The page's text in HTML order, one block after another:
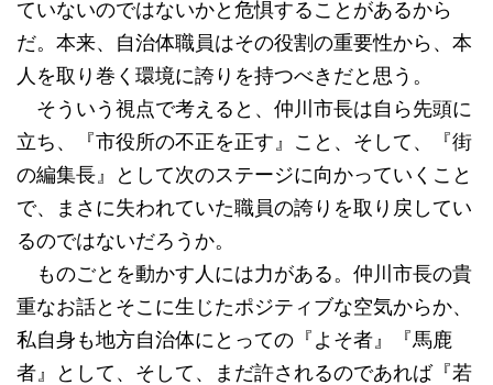
ていないのではないかと危惧することがあるから
だ。本来、自治体職員はその役割の重要性から、本
人を取り巻く環境に誇りを持つべきだと思う。
そういう視点で考えると、仲川市長は自ら先頭に
立ち、『市役所の不正を正す』こと、そして、『街
の編集長』として次のステージに向かっていくこと
で、まさに失われていた職員の誇りを取り戻してい
るのではないだろうか。
ものごとを動かす人には力がある。仲川市長の貴
重なお話とそこに生じたポジティブな空気からか、
私自身も地方自治体にとっての『よそ者』『馬鹿
者』として、そして、まだ許されるのであれば『若